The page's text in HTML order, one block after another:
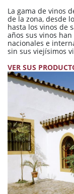
La gama de vinos
de la zona, desde
hasta los vinos de
años sus vinos
nacionales e
sin sus viejísimos
VER SUS